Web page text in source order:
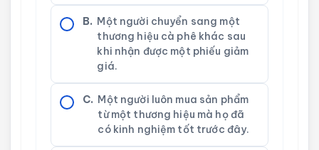
B. Một người chuyển sang một
thương hiệu cà phê khác sau
khi nhận được một phiếu giảm
giá.
C. Một người luôn mua sản phẩm
từ một thương hiệu mà họ đã
có kinh nghiệm tốt trước đây.